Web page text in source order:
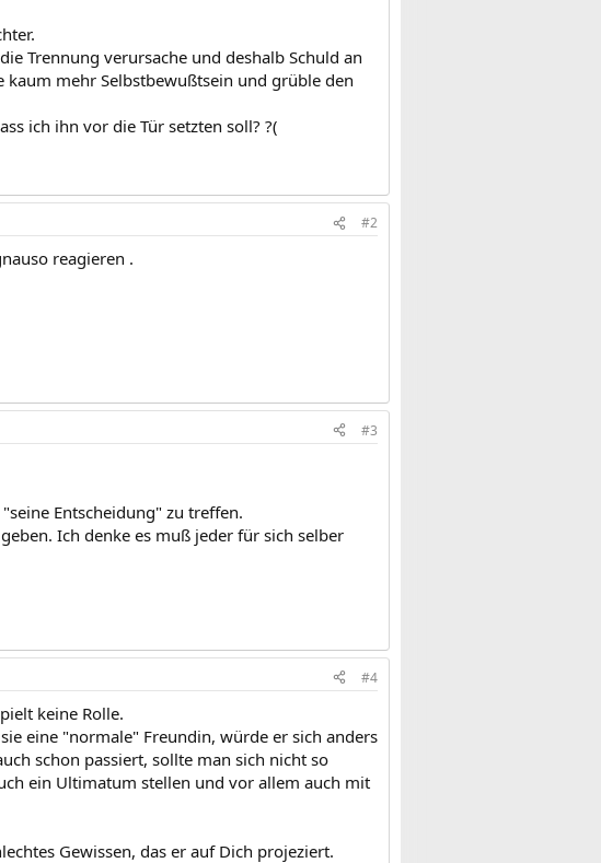
Trennung verursache und deshalb Schuld an
mehr Selbstbewußtsein und grüble den
ich ihn vor die Tür setzten soll? ?(
#2
reagieren .
#3
Entscheidung" zu treffen.
Ich denke es muß jeder für sich selber
#4
keine Rolle.
eine "normale" Freundin, würde er sich anders
schon passiert, sollte man sich nicht so
ein Ultimatum stellen und vor allem auch mit
Gewissen, das er auf Dich projeziert.